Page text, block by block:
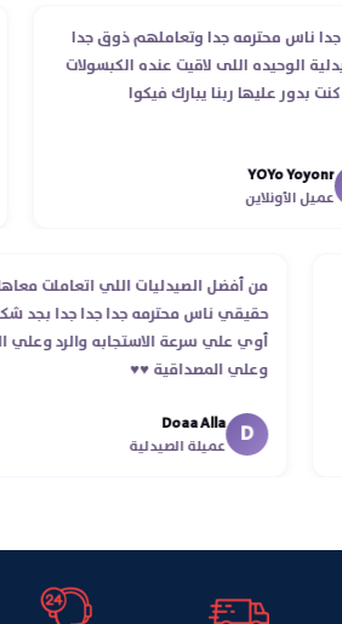
محترمه جدا وتعاملهم ذوق جدا
الوحيده اللى لاقيت عنده الكبسولات
عليها ربنا يبارك فيكوا
YOYo
الأونلاين
من أفضل الصيدليات اللي اتعاملت
حقيقي ناس محترمه جدا جدا جدا بجد
أوي علي سرعة الاستجابه والرد
وعلي المصداقية ♥️♥️‏
D
Doaa Alla
عميلة الصيدلية